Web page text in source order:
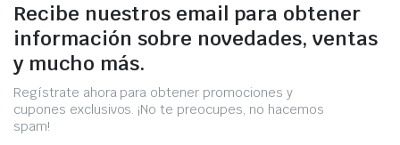
Recibe nuestros email para obtener
información sobre novedades, ventas
y mucho más.
Regístrate ahora para obtener promociones y
cupones exclusivos. ¡No te preocupes, no hacemos
spam!